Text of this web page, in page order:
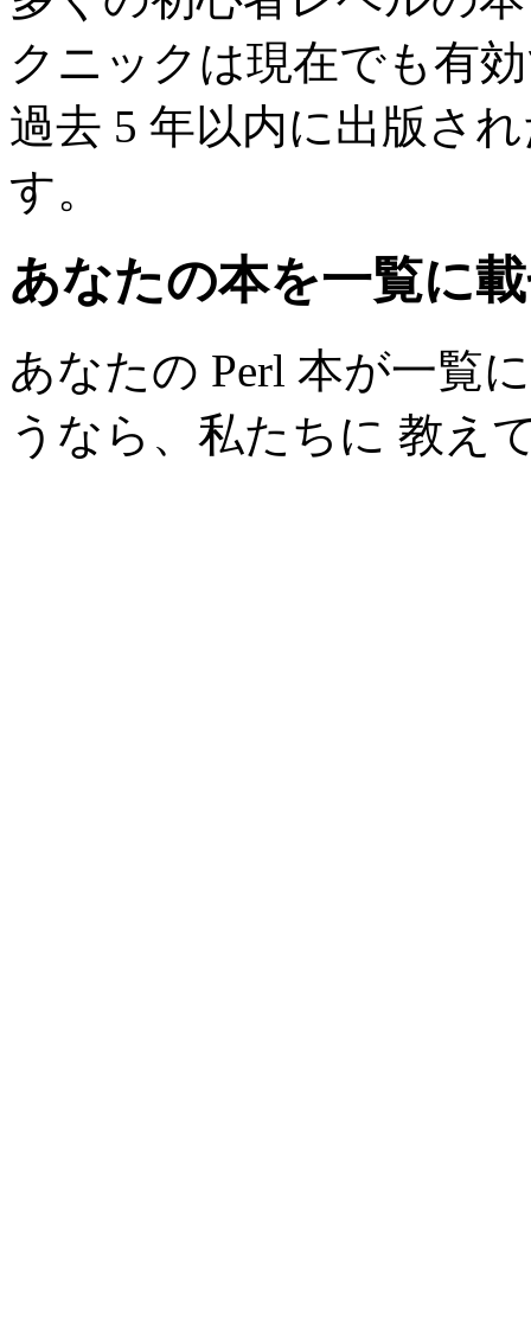
クニックは現在でも有
過去 5 年以内に出版さ
す。
あなたの本を一覧に
あなたの Perl 本が一覧
うなら、私たちに 教え